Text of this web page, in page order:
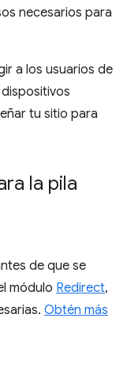
necesarios para
a los usuarios de
tu sitio para
la pila
de que se
módulo Redirect,
Obtén más